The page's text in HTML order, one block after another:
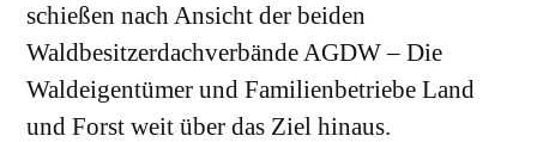
schießen nach Ansicht der beiden
Waldbesitzerdachverbände AGDW – Die
Waldeigentümer und Familienbetriebe Land
und Forst weit über das Ziel hinaus.